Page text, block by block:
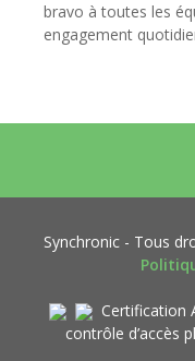
bravo à toutes les
engagement
Synchronic - Tous
Certification
contrôle d’accès